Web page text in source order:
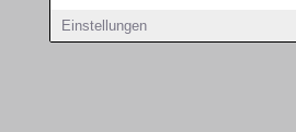
Einstellungen